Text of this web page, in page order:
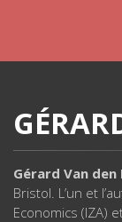
Gérard Van den
Bristol. L’un et
Economics (IZA)